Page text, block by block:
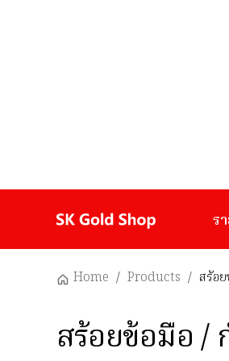
ร
Home / Products / สร้อ
สร้อยข้อมือ /